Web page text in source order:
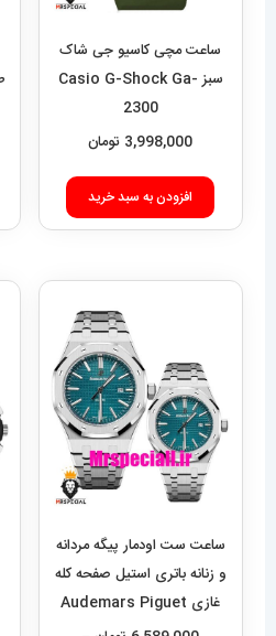
ساعت مچی کاسیو جی شاک
سبز Casio G-Shock Ga-
2300
3,998,000 تومان
افزودن به سبد خرید
ساعت ست اودمار پیگه مردانه
و زنانه باتری استیل صفحه کله
غازی Audemars Piguet